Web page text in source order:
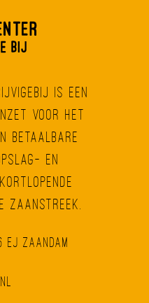
is een
voor het
betaalbare
en
Zaanstreek.
EJ Zaandam